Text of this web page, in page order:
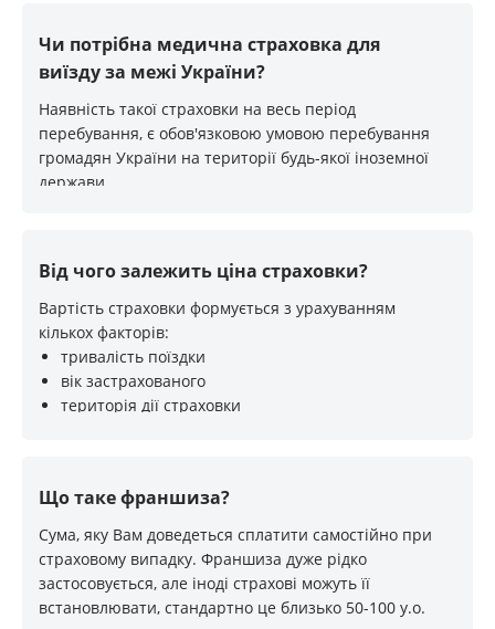
Чи потрібна медична страховка для
виїзду за межі України?
Наявність такої страховки на весь період
перебування, є обов'язковою умовою перебування
громадян України на території будь-якої іноземної
держави
Від чого залежить ціна страховки?
Вартість страховки формується з урахуванням
кількох факторів:
тривалість поїздки
вік застрахованого
територія дії страховки
Що таке франшиза?
Сума, яку Вам доведеться сплатити самостійно при
страховому випадку. Франшиза дуже рідко
застосовується, але іноді страхові можуть її
встановлювати, стандартно це близько 50-100 у.о.